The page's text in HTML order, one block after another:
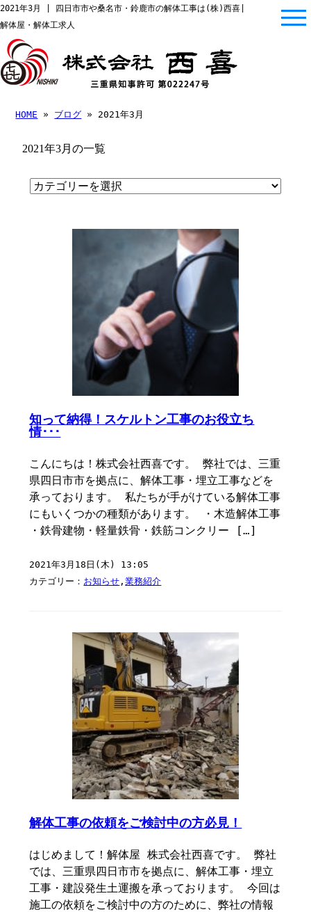
2021年3月 | 四日市市や桑名市・鈴鹿市の解体工事は(株)西喜|
解体屋・解体工求人
HOME » ブログ » 2021年3月
2021年3月の一覧
知って納得！スケルトン工事のお役立ち
情･･･
こんにちは！株式会社西喜です。 弊社では、三重
県四日市市を拠点に、解体工事・埋立工事などを
承っております。 私たちが手がけている解体工事
にもいくつかの種類があります。 ・木造解体工事
・鉄骨建物・軽量鉄骨・鉄筋コンクリー […]
2021年3月18日(木) 13:05
カテゴリー： お知らせ ,業務紹介
解体工事の依頼をご検討中の方必見！
はじめまして！解体屋 株式会社西喜です。 弊社
では、三重県四日市市を拠点に、解体工事・埋立
工事・建設発生土運搬を承っております。 今回は
施工の依頼をご検討中の方のために、弊社の情報